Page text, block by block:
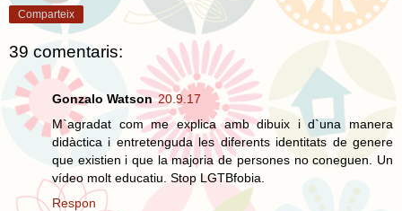
Comparteix
39 comentaris:
Gonzalo Watson 20.9.17
M`agradat com me explica amb dibuix i d`una manera
didàctica i entretenguda les diferents identitats de genere
que existien i que la majoria de persones no coneguen. Un
vídeo molt educatiu. Stop LGTBfobia.
Respon